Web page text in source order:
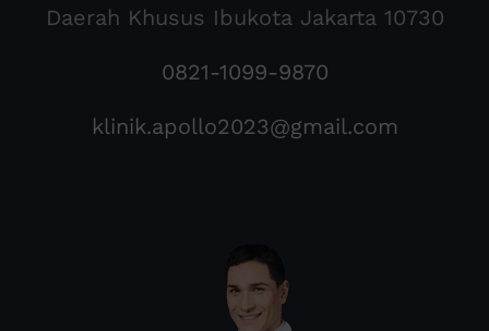
Daerah Khusus Ibukota Jakarta 10730
0821-1099-9870
klinik.apollo2023@gmail.com